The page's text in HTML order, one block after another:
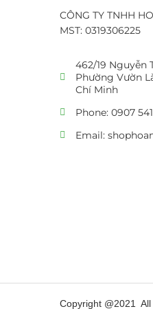
CÔNG TY TNHH
MST: 0319306225
462/19 Nguyễn
Phường Vườn
Chí Minh
Phone: 0907
Email:
Copyright @2021